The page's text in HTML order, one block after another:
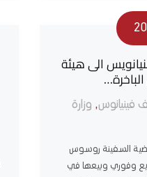
الى هيئة
فينيانوس, وزارة
بقضية السفينة روسوس
وفوري وبيعها في